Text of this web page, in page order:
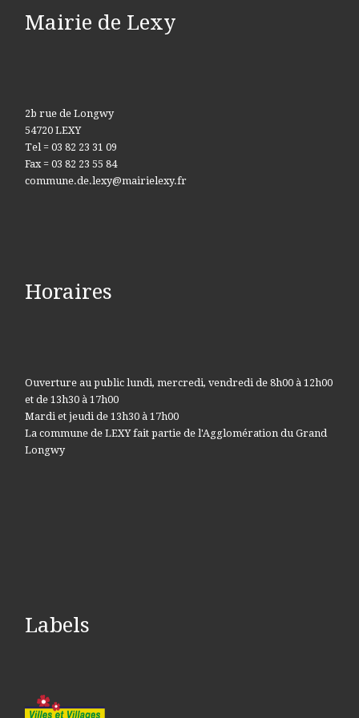
Mairie de Lexy
2b rue de Longwy
54720 LEXY
Tel = 03 82 23 31 09
Fax = 03 82 23 55 84
commune.de.lexy@mairielexy.fr
Horaires
Ouverture au public lundi, mercredi, vendredi de 8h00 à 12h00
et de 13h30 à 17h00
Mardi et jeudi de 13h30 à 17h00
La commune de LEXY fait partie de l'Agglomération du Grand
Longwy
Labels